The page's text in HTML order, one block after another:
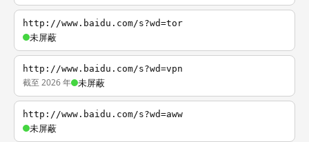
http://www.baidu.com/s?wd=tor
未屏蔽
http://www.baidu.com/s?wd=vpn
截至 2026 年 未屏蔽
http://www.baidu.com/s?wd=aww
未屏蔽